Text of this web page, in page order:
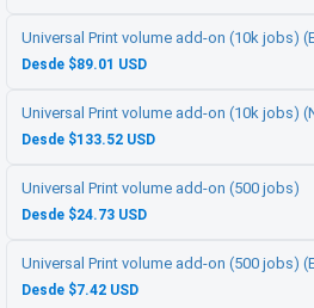
Universal Print volume add-on (10k jobs)
Desde $89.01 USD
Universal Print volume add-on (10k jobs)
Desde $133.52 USD
Universal Print volume add-on (500 jobs)
Desde $24.73 USD
Universal Print volume add-on (500 jobs)
Desde $7.42 USD